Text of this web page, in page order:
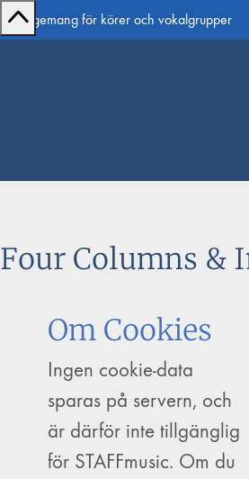
Arrangemang för körer och vokalgrupper
Four Columns &
Om Cookies
Ingen cookie-data
sparas på servern, och
är därför inte tillgänglig
för STAFFmusic. Om du